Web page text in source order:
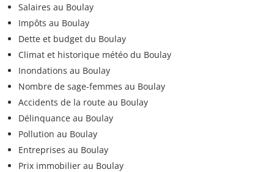
Salaires au Boulay
Impôts au Boulay
Dette et budget du Boulay
Climat et historique météo du Boulay
Inondations au Boulay
Nombre de sage-femmes au Boulay
Accidents de la route au Boulay
Délinquance au Boulay
Pollution au Boulay
Entreprises au Boulay
Prix immobilier au Boulay